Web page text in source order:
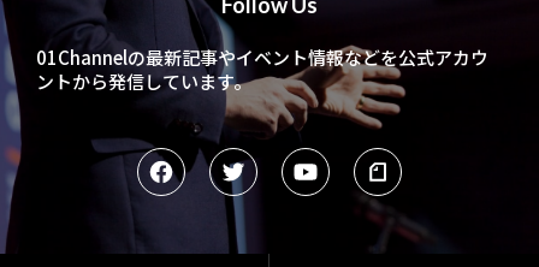
01Channelの最新記事やイベント情報などを公式アカウ
ントから発信しています。